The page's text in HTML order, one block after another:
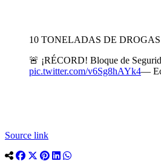
10 TONELADAS DE
🚨 ¡RÉCORD! Bloque de
pic.twitter.com/v6Sg8hAYk4—
Source link